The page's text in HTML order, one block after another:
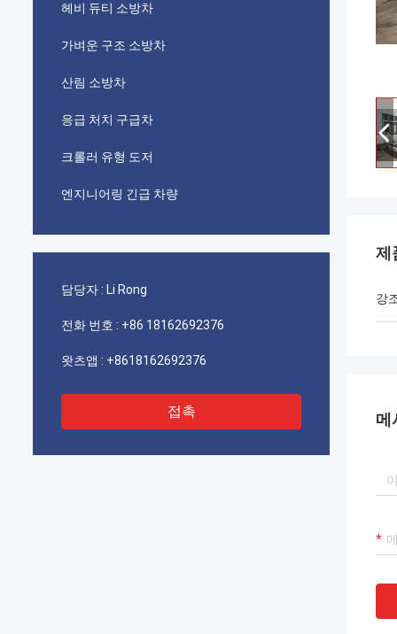
헤비 듀티 소방차
가벼운 구조 소방차
산림 소방차
응급 처치 구급차
크롤러 유형 도저
엔지니어링 긴급 차량
담당자 : Li Rong
전화 번호 : +86 18162692376
왓츠앱 : +8618162692376
접촉
제
강
메